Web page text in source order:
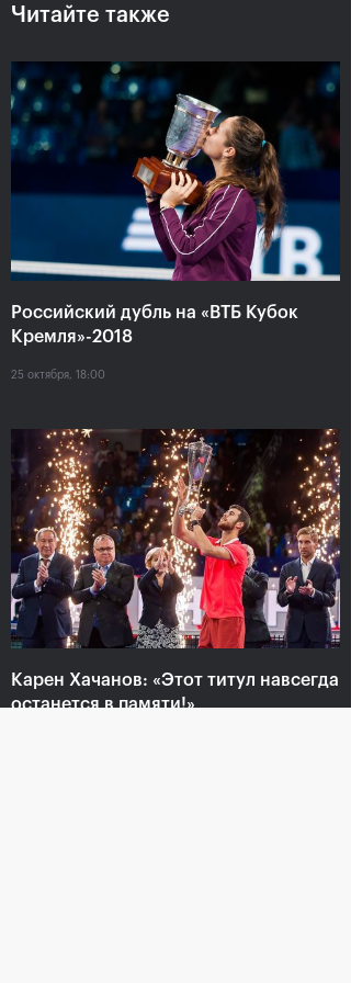
Российский дубль на «ВТБ
Кубок Кремля»-2018
25 октября, 18:00
Карен Хачанов: «Этот титул
навсегда останется в
21 октября, 19:00
Читайте также
Российский дубль на «ВТБ Кубок
Кремля»-2018
25 октября, 18:00
Карен Хачанов: «Этот титул навсегда
останется в памяти!»